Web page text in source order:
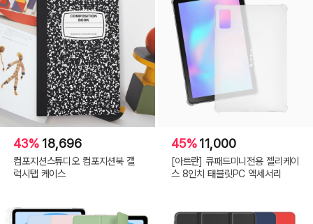
43% 18,696
컴포지션스튜디오 컴포지션북 갤
럭시탭 케이스
45%11,000
[아트란] 큐패드미니전용 젤리케이
스 8인치 태블릿PC 액세서리